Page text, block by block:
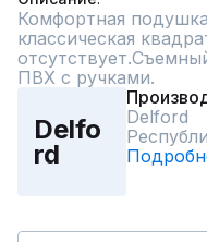
Комфортная
классическая
ПВХ с ручками.
Delfo
rd
Delford